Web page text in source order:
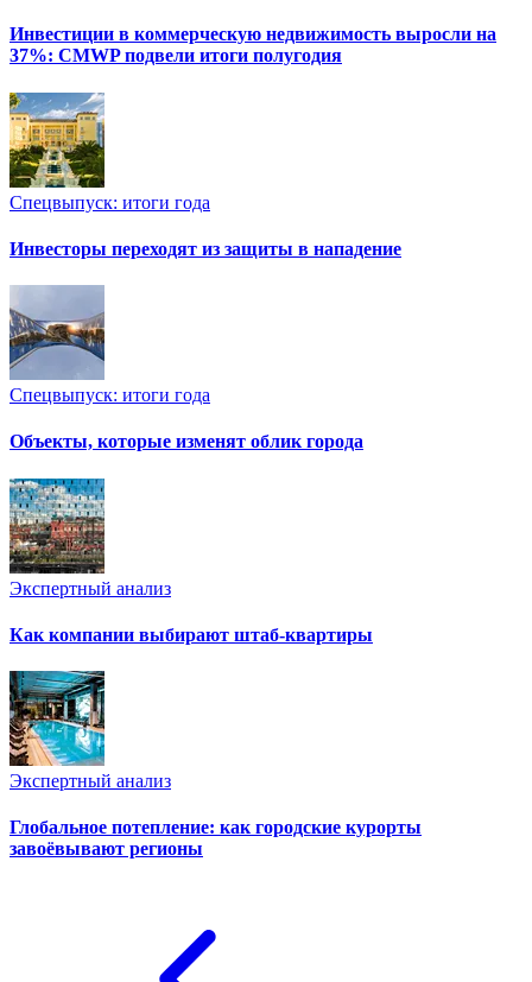
Инвестиции в коммерческую недвижимость выросли на
37%: CMWP подвели итоги полугодия
Спецвыпуск: итоги года
Инвесторы переходят из защиты в нападение
Спецвыпуск: итоги года
Объекты, которые изменят облик города
Экспертный анализ
Как компании выбирают штаб-квартиры
Экспертный анализ
Глобальное потепление: как городские курорты
завоёвывают регионы